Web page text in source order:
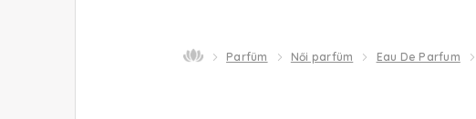
Parfüm Női parfüm Eau De Parfum